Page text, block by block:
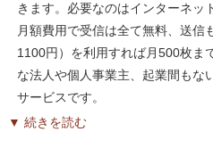
きます。必要なのはインターネッ
月額費用で受信は全て無料、送信
1100円）を利用すれば月500枚ま
な法人や個人事業主、起業間もな
サービスです。
▼ 続きを読む